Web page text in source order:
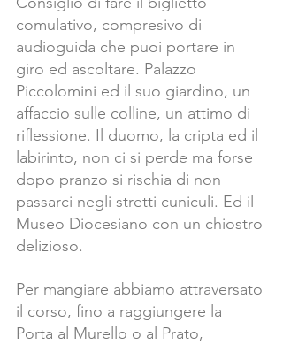
comulativo, compresivo di
audioguida che puoi portare in
giro ed ascoltare. Palazzo
Piccolomini ed il suo giardino, un
affaccio sulle colline, un attimo di
riflessione. Il duomo, la cripta ed il
labirinto, non ci si perde ma forse
dopo pranzo si rischia di non
passarci negli stretti cuniculi. Ed il
Museo Diocesiano con un chiostro
delizioso.
Per mangiare abbiamo attraversato
il corso, fino a raggiungere la
Porta al Murello o al Prato,